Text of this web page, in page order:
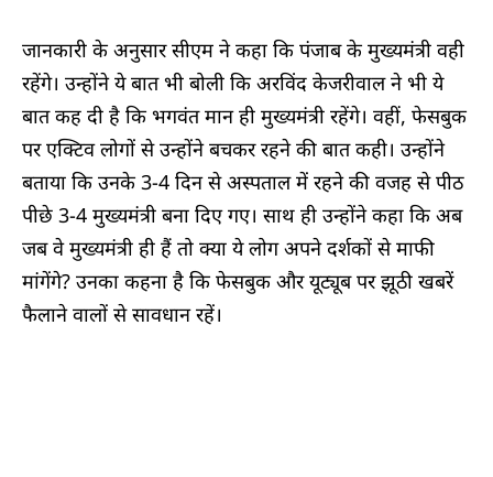
जानकारी के अनुसार सीएम ने कहा कि पंजाब के मुख्यमंत्री वही
रहेंगे। उन्होंने ये बात भी बोली कि अरविंद केजरीवाल ने भी ये
बात कह दी है कि भगवंत मान ही मुख्यमंत्री रहेंगे। वहीं, फेसबुक
पर एक्टिव लोगों से उन्होंने बचकर रहने की बात कही। उन्होंने
बताया कि उनके 3-4 दिन से अस्पताल में रहने की वजह से पीठ
पीछे 3-4 मुख्यमंत्री बना दिए गए। साथ ही उन्होंने कहा कि अब
जब वे मुख्यमंत्री ही हैं तो क्या ये लोग अपने दर्शकों से माफी
मांगेंगे? उनका कहना है कि फेसबुक और यूट्यूब पर झूठी खबरें
फैलाने वालों से सावधान रहें।